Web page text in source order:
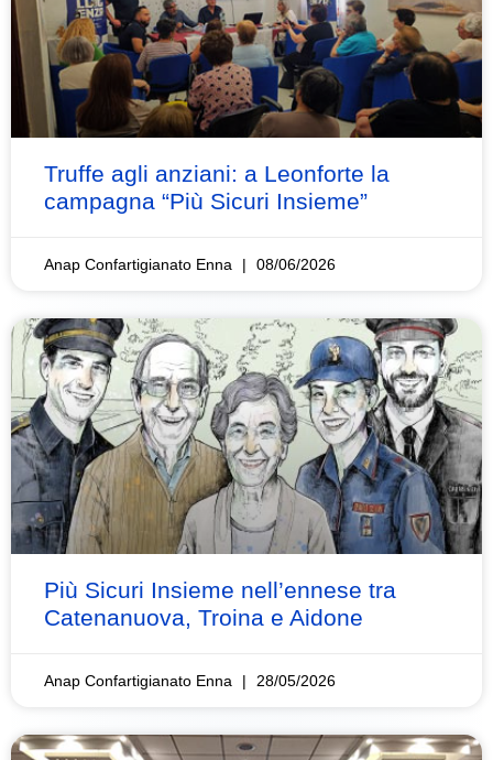
Truffe agli anziani: a Leonforte la
campagna “Più Sicuri Insieme”
Anap Confartigianato Enna 08/06/2026
Più Sicuri Insieme nell’ennese tra
Catenanuova, Troina e Aidone
Anap Confartigianato Enna 28/05/2026